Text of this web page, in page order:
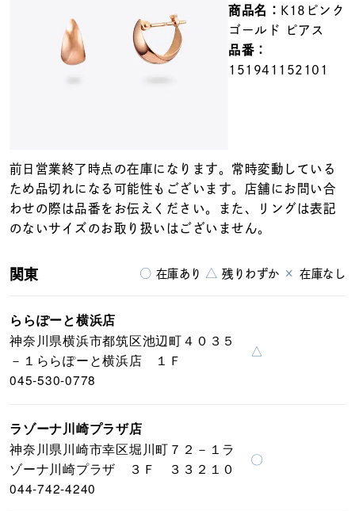
在庫ありのみ すべて表示
商品名： K18ピンク
ゴールド ピアス
品番：
151941152101
前日営業終了時点の在庫になります。常時変動している
ため品切れになる可能性もございます。店舗にお問い合
わせの際は品番をお伝えください。また、リングは表記
のないサイズのお取り扱いはございません。
○ 在庫あり △ 残りわずか × 在庫なし
関東
ららぽーと横浜店
神奈川県横浜市都筑区池辺町４０３５
－１ららぽーと横浜店 １Ｆ
045-530-0778
△
ラゾーナ川崎プラザ店
神奈川県川崎市幸区堀川町７２－１ラ
ゾーナ川崎プラザ ３Ｆ ３３２１０
044-742-4240
〇